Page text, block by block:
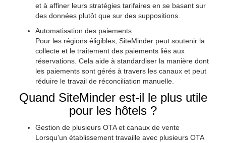
et à affiner leurs stratégies tarifaires en se basant sur
des données plutôt que sur des suppositions.
Automatisation des paiements
Pour les régions éligibles, SiteMinder peut soutenir la
collecte et le traitement des paiements liés aux
réservations. Cela aide à standardiser la manière dont
les paiements sont gérés à travers les canaux et peut
réduire le travail de réconciliation manuelle.
Quand SiteMinder est-il le plus utile
pour les hôtels ?
Gestion de plusieurs OTA et canaux de vente
Lorsqu'un établissement travaille avec plusieurs OTA